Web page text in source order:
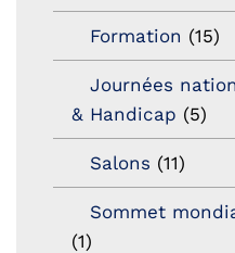
Formation (15)
Journées
& Handicap (5)
Salons (11)
Sommet
(1)